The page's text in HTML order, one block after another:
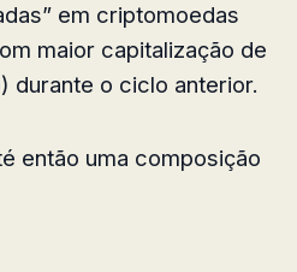
em criptomoedas
maior capitalização de
durante o ciclo anterior.
então uma composição